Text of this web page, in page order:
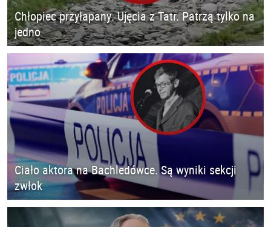
Chłopiec przyłapany. Ujęcia z Tatr. Patrzą tylko na
jedno
Ciało aktora na Bachledówce. Są wyniki sekcji
zwłok